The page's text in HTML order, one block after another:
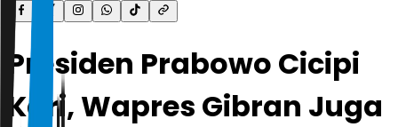
Presiden Prabowo Cicipi
Kari, Wapres Gibran Juga